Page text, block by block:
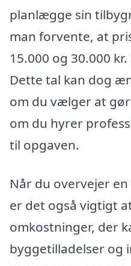
planlægge sin
man forvente, at
15.000 og 30.000
Dette tal kan dog
om du vælger at
om du hyrer
til opgaven.
Når du overvejer
er det også vigtigt
omkostninger, der
byggetilladelser og